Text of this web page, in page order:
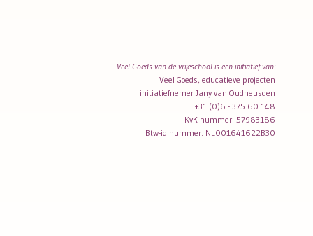
Veel Goeds van de vrijeschool is een initiatief van:
Veel Goeds, educatieve projecten
initiatiefnemer Jany van Oudheusden
+31 (0)6 - 375 60 148
KvK-nummer: 57983186
Btw-id nummer: NL001641622B30